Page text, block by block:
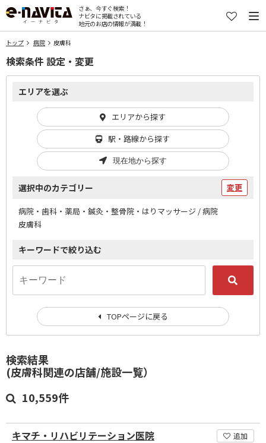
さぁ、今すぐ検索！
ナビタに掲載されている
地元のお店の情報が満載！
トップ 病院 皮膚科
検索結果
(皮膚科関連の店舗/施設一覧）
10,559件
キマチ・リハビリテーション医院 追加
検索条件 設定・変更
エリアを選ぶ
エリアから探す
駅・路線から探す
現在地から探す
選択中のカテゴリー 変更
病院・歯科・薬局・鍼灸・整骨院・はりマッサージ / 病院
皮膚科
キーワードで絞り込む
TOPページに戻る